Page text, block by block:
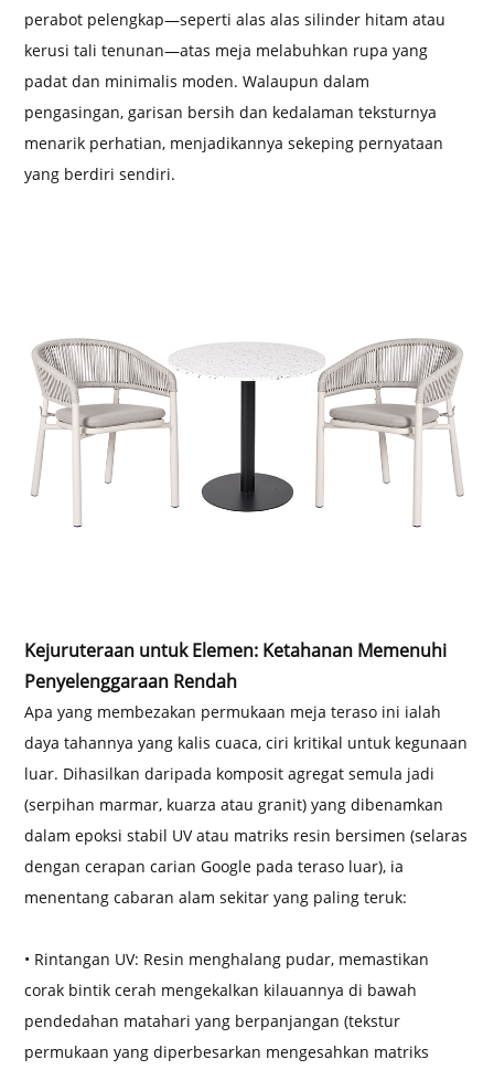
perabot pelengkap—seperti alas alas silinder hitam atau
kerusi tali tenunan—atas meja melabuhkan rupa yang
padat dan minimalis moden. Walaupun dalam
pengasingan, garisan bersih dan kedalaman teksturnya
menarik perhatian, menjadikannya sekeping pernyataan
yang berdiri sendiri.
Kejuruteraan untuk Elemen: Ketahanan Memenuhi
Penyelenggaraan Rendah
Apa yang membezakan permukaan meja teraso ini ialah
daya tahannya yang kalis cuaca, ciri kritikal untuk kegunaan
luar. Dihasilkan daripada komposit agregat semula jadi
(serpihan marmar, kuarza atau granit) yang dibenamkan
dalam epoksi stabil UV atau matriks resin bersimen (selaras
dengan cerapan carian Google pada teraso luar), ia
menentang cabaran alam sekitar yang paling teruk:
• Rintangan UV: Resin menghalang pudar, memastikan
corak bintik cerah mengekalkan kilauannya di bawah
pendedahan matahari yang berpanjangan (tekstur
permukaan yang diperbesarkan mengesahkan matriks